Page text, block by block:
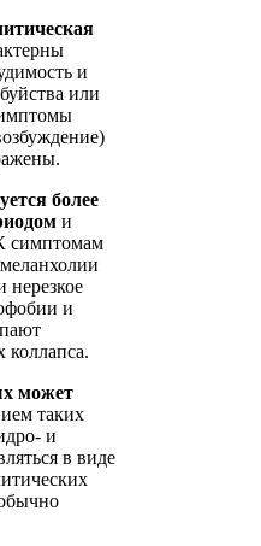
и
или
более
и
симптомам
нерезкое
и
коллапса.
может
таких
и
в виде